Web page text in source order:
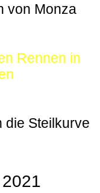
von Monza
Rennen in
die Steilkurve